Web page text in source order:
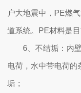
户大地震中，PE燃
道系统。PE材料是
6、不结垢：内
电荷，水中带电荷的
垢；